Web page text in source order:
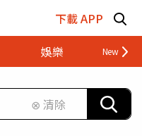
下載 APP
娛樂 財經
⊗ 清除